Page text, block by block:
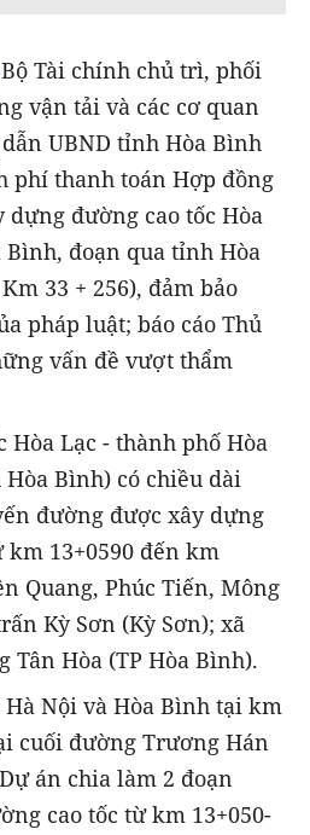
Bộ Tài chính chủ trì, phối
vận tải và các cơ quan
UBND tỉnh Hòa Bình
phí thanh toán Hợp đồng
dựng đường cao tốc Hòa
Bình, đoạn qua tỉnh Hòa
33 + 256), đảm bảo
pháp luật; báo cáo Thủ
vấn đề vượt thẩm
Hòa Lạc - thành phố Hòa
Bình) có chiều dài
đường được xây dựng
13+0590 đến km
Quang, Phúc Tiến, Mông
Kỳ Sơn (Kỳ Sơn); xã
Hòa (TP Hòa Bình).
Nội và Hòa Bình tại km
cuối đường Trương Hán
án chia làm 2 đoạn
cao tốc từ km 13+050-